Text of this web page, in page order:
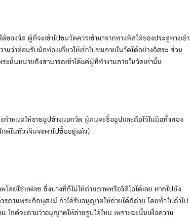
องวัด ผู้ที่จะเข้าไปชมวัดควรเข้ามาจากทางทิศใต้ของประตูทางเข้า
มว่าต้อนรับนักท่องเที่ยวให้เข้าไปชมภายในวัดได้อย่างอิสระ ส่วน
ะนั่นหมายถึงสามารถเข้าได้แค่ผู้ที่ทำงานภายในวัดเท่านั้น
ำหนดให้ขายธูปข้างนอกวัด ผู้คนจะซื้อธูปและถือไว้ในมือทั้งสอง
กด์ในทัวร์จีนจะพาไปซื้ออยู่แล้ว)
ดยใช้แฟลช ซึ่งบางที่ก็ไม่ให้ถ่ายภาพหรือวิดีโอได้เลย หากไปยัง
ถามพระภิกษุสงฆ์ ถ้าได้รับอนุญาตให้ถ่ายได้ก็ถ่าย โดยทั่วไปถ้าไป
ไกด์จะถามว่าอนุญาตให้ถ่ายรูปได้ไหม เพราะฉะนั้นเพื่อความ